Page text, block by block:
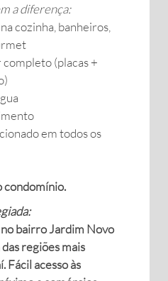
a diferença:
cozinha, banheiros,
(placas +
em todos os
condomínio.
bairro Jardim Novo
regiões mais
Fácil acesso às